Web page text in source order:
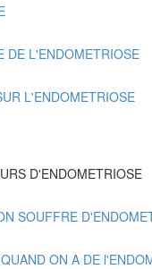
DE L'ENDOMETRIOSE
L'ENDOMETRIOSE
D'ENDOMETRIOSE
SOUFFRE
ON A DE